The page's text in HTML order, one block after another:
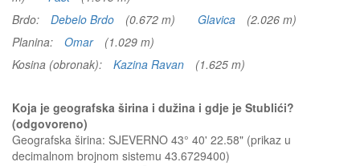
Brdo:
Debelo Brdo (0.672 m) Glavica
(2.026 m)
Planina:
Omar
(1.029 m)
Kosina (obronak):
Kazina Ravan (1.625 m)
Koja je geografska širina i dužina i gdje je Stublići?
(odgovoreno)
Geografska širina: SJEVERNO 43° 40' 22.58" (prikaz u
decimalnom brojnom sistemu 43.6729400)